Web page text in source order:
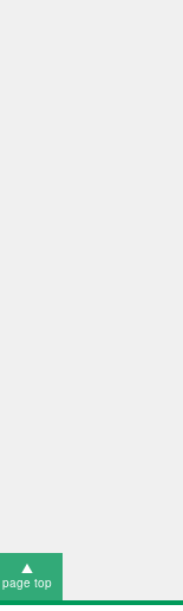
▲
page top